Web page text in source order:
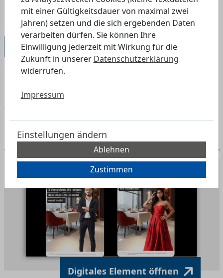
Digitale Elemente für die Variante ab 15 Jahren
8., 9. und 10. Jahrgangsstufe
Digitale Elemente für die Variante
empfohlen ab 15 Jahren
Digitales Element: Dating-Influencer
Digitales Element öffnen
mit einer Gültigkeitsdauer von maximal zwei
Jahren) setzen und die sich ergebenden Daten
verarbeiten dürfen. Sie können Ihre
Einwilligung jederzeit mit Wirkung für die
Zukunft in unserer Datenschutzerklärung
widerrufen.
Impressum
Einstellungen ändern
Ablehnen
Zustimmen